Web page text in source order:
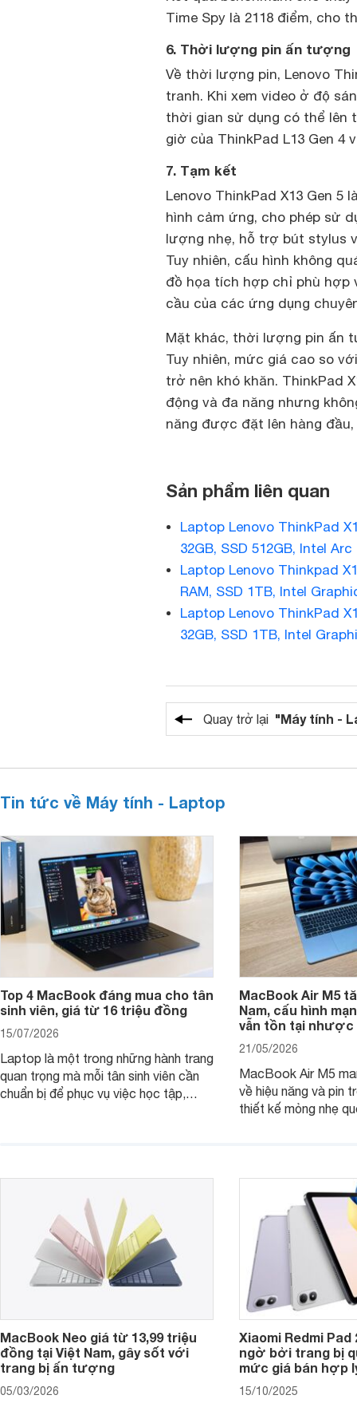
Time Spy là 2118 điểm, cho
6. Thời lượng pin ấn tượng
Về thời lượng pin, Lenovo
tranh. Khi xem video ở độ
thời gian sử dụng có thể lên
giờ của ThinkPad L13 Gen 4
7. Tạm kết
Lenovo ThinkPad X13 Gen
hình cảm ứng, cho phép sử
lượng nhẹ, hỗ trợ bút stylus
Tuy nhiên, cấu hình không
đồ họa tích hợp chỉ phù hợp
cầu của các ứng dụng
Mặt khác, thời lượng pin ấn
Tuy nhiên, mức giá cao so
trở nên khó khăn. ThinkPad
động và đa năng nhưng
năng được đặt lên hàng
Sản phẩm liên quan
Laptop Lenovo ThinkPad
32GB, SSD 512GB, Intel
Laptop Lenovo Thinkpad
RAM, SSD 1TB, Intel
Laptop Lenovo ThinkPad
32GB, SSD 1TB, Intel
Quay trở lại "Máy tính -
Tin tức về Máy tính - Laptop
Top 4 MacBook đáng mua cho tân
sinh viên, giá từ 16 triệu đồng
15/07/2026
Laptop là một trong những hành trang
quan trọng mà mỗi tân sinh viên cần
chuẩn bị để phục vụ việc học tập,
MacBook đáng cân nhắc dành cho
MacBook Air M5
Nam, cấu hình
vẫn tồn tại nhược
21/05/2026
MacBook Air M5
về hiệu năng và pin
thiết kế mỏng nhẹ
MacBook Neo giá từ 13,99 triệu
đồng tại Việt Nam, gây sốt với
trang bị ấn tượng
05/03/2026
Xiaomi Redmi Pad
ngờ bởi trang bị
mức giá bán hợp
15/10/2025